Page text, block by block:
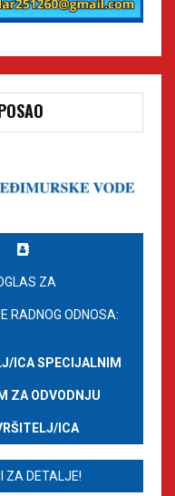
ZA
RADNOG ODNOSA:
ICA SPECIJALNIM
ZA ODVODNJU
ICA
ZA DETALJE!